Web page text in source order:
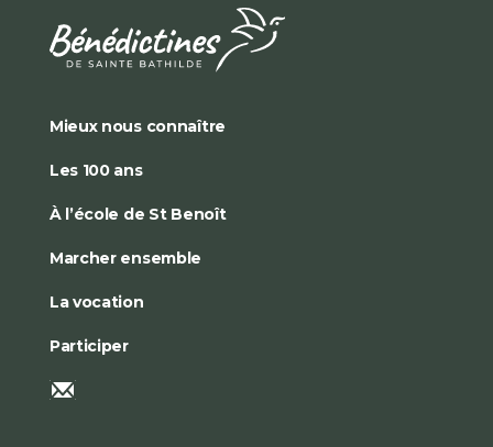
Mieux nous connaître
Les 100 ans
À l’école de St Benoît
Marcher ensemble
La vocation
Participer